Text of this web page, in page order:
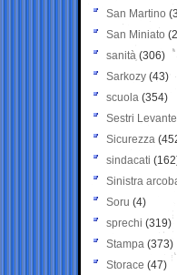
San Martino
San Miniato
sanità (306)
Sarkozy (43)
scuola (354)
Sestri Levante
Sicurezza
sindacati
Sinistra
Soru (4)
sprechi (319)
Stampa (373)
Storace (47)